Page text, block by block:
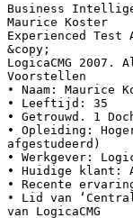
Business
Maurice Koster
Experienced Test
&copy;
LogicaCMG
Voorstellen
• Naam: Maurice
• Leeftijd: 35
• Getrouwd. 1
• Opleiding:
afgestudeerd)
• Werkgever:
• Huidige klant:
• Recente
• Lid van
van LogicaCMG